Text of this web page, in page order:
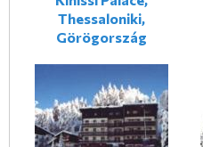
Thessaloniki,
Görögország